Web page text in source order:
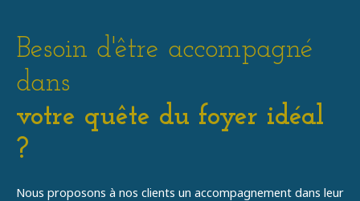
Besoin d'être accompagné
dans
votre quête du foyer idéal
?
Nous proposons à nos clients un accompagnement dans leur